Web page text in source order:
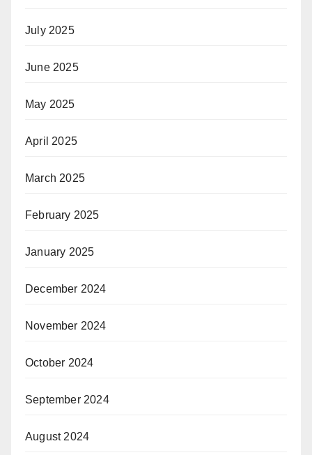
July 2025
June 2025
May 2025
April 2025
March 2025
February 2025
January 2025
December 2024
November 2024
October 2024
September 2024
August 2024